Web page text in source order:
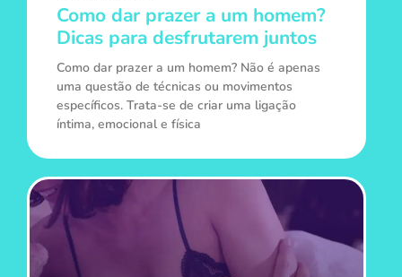
Como dar prazer a um homem?
Dicas para desfrutarem juntos
Como dar prazer a um homem? Não é apenas
uma questão de técnicas ou movimentos
específicos. Trata-se de criar uma ligação
íntima, emocional e física